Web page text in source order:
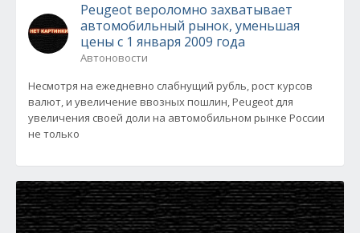
Peugeot вероломно захватывает
автомобильный рынок, уменьшая
цены с 1 января 2009 года
Автоновости
Несмотря на ежедневно слабнущий рубль, рост курсов
валют, и увеличение ввозных пошлин, Peugeot для
увеличения своей доли на автомобильном рынке России
не только